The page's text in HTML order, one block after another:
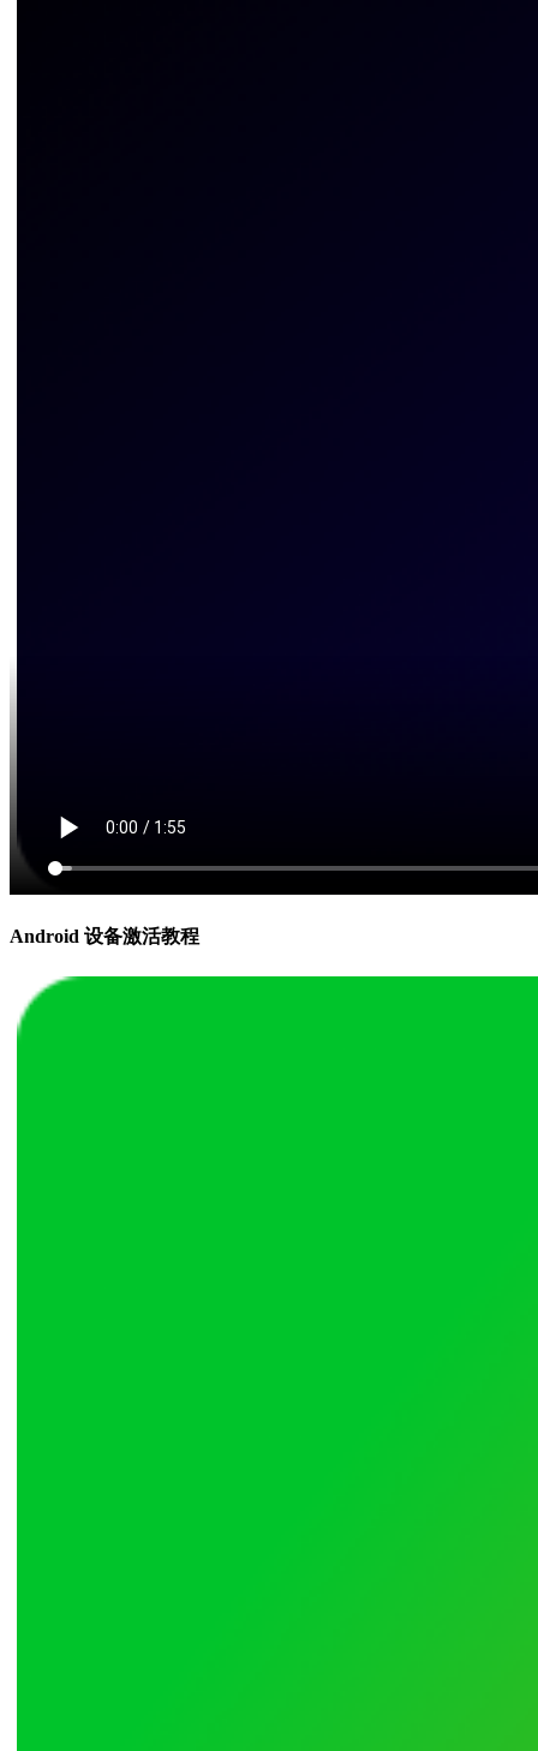
Android 设备激活教程